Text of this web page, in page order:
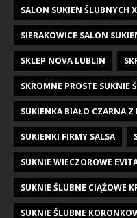
SALON SUKIEN ŚLUBNYCH
SIERAKOWICE SALON
SKLEP NOVA LUBLIN
SKROMNE PROSTE SUKNIE
SUKIENKA BIAŁO CZARNA Z
SUKIENKI FIRMY SALSA
SUKNIE WIECZOROWE
SUKNIE ŚLUBNE CIĄŻOWE
SUKNIE ŚLUBNE